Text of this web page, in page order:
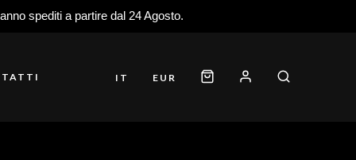
spediti a partire dal 24 Agosto.
IT EUR